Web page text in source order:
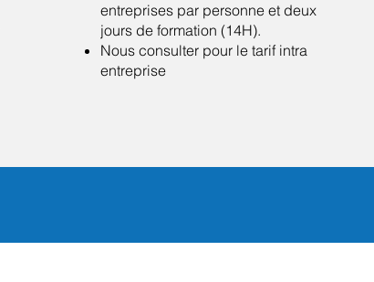
entreprises par personne et deux
jours de formation (14H).
Nous consulter pour le tarif intra
entreprise